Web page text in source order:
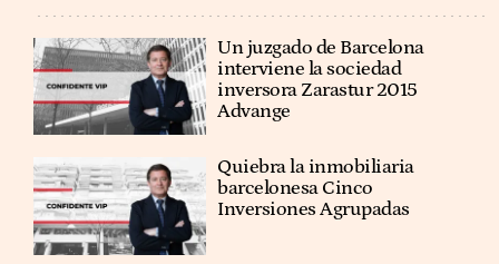
Un juzgado de Barcelona
interviene la sociedad
inversora Zarastur 2015
Advange
Quiebra la inmobiliaria
barcelonesa Cinco
Inversiones Agrupadas